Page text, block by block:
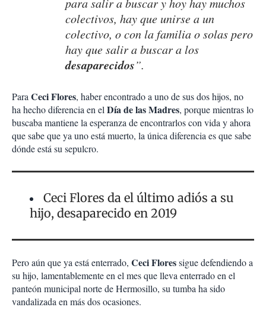
para salir a buscar y hoy hay muchos
colectivos, hay que unirse a un
colectivo, o con la familia o solas pero
hay que salir a buscar a los
desaparecidos”.
ParaCeci Flores, haber encontrado a uno de sus dos hijos, no
ha hecho diferencia en elDía de las Madres, porque mientras lo
buscaba mantiene la esperanza de encontrarlos con vida y ahora
que sabe que ya uno está muerto, la única diferencia es que sabe
dónde está su sepulcro.
Ceci Flores da el último adiós a su
hijo, desaparecido en 2019
Pero aún que ya está enterrado, Ceci Floressigue defendiendo a
su hijo, lamentablemente en el mes que lleva enterrado en el
panteón municipal norte de Hermosillo, su tumba ha sido
vandalizada en más dos ocasiones.